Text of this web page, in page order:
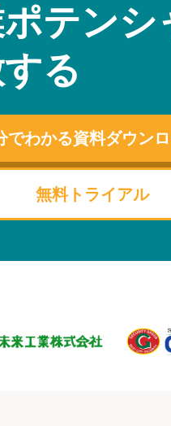
テンシ
る
でわかる資料ダウン
無料トライアル